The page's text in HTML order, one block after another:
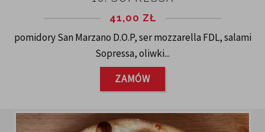
41,00 ZŁ
pomidory San Marzano D.O.P, ser mozzarella FDL, salami
Sopressa, oliwki...
ZAMÓW